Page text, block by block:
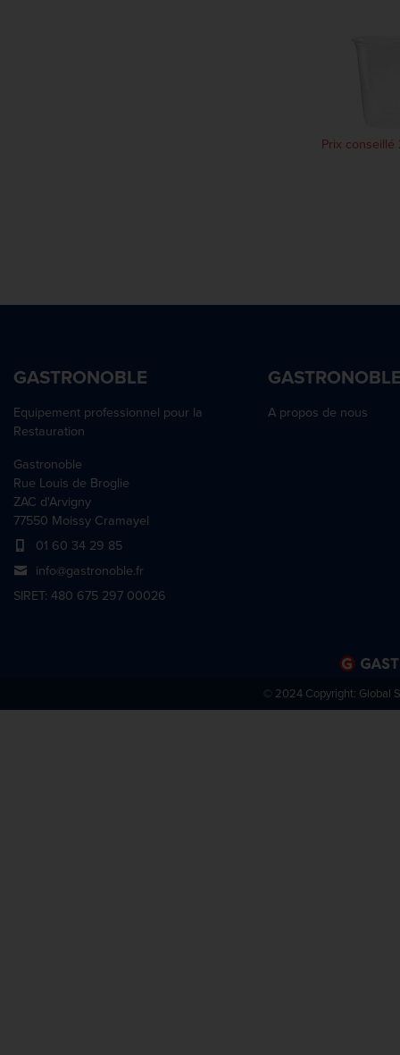
Prix
GASTRONOBLE
Equipement professionnel pour la
Restauration
Gastronoble
Rue Louis de Broglie
ZAC d'Arvigny
77550 Moissy Cramayel
01 60 34 29 85
info@gastronoble.fr
SIRET: 480 675 297 00026
A propos de nous
© 2024 Copyright: Global